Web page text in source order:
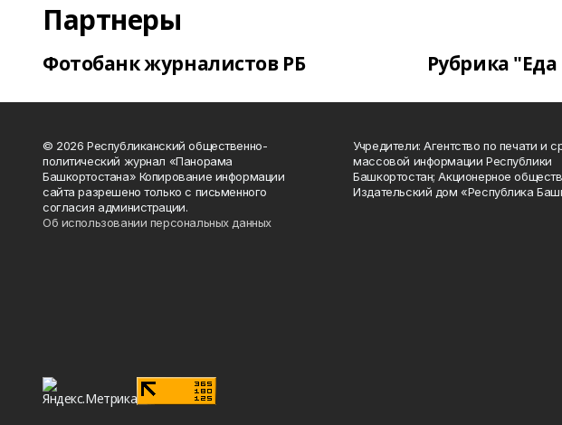
Партнеры
Фотобанк журналистов РБ Рубрика
© 2026 Республиканский общественно-
политический журнал «Панорама
Башкортостана» Копирование информации
сайта разрешено только с письменного
согласия администрации.
Об использовании персональных данных
Учредители: Агентство по печати и
массовой информации Республики
Башкортостан; Акционерное
Издательский дом «Республика